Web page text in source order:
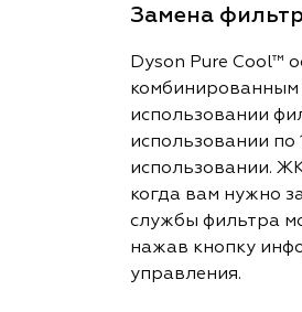
Замена
Dyson Pure Cool™
использовании
использовании по
использовании.
когда вам нужно
службы фильтра
нажав кнопку
управления.